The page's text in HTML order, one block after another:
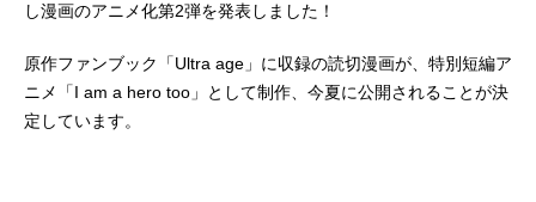
し漫画のアニメ化第2弾を発表しました！
原作ファンブック「Ultra age」に収録の読切漫画が、特別短編ア
ニメ「I am a hero too」として制作、今夏に公開されることが決
定しています。